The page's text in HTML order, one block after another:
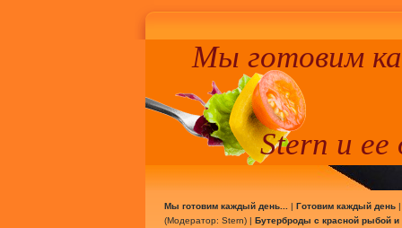
Мы готовим
Stern и ее
Мы готовим каждый день... | Готовим каждый день
(Модератор: Stern) | Бутерброды с красной рыбой и